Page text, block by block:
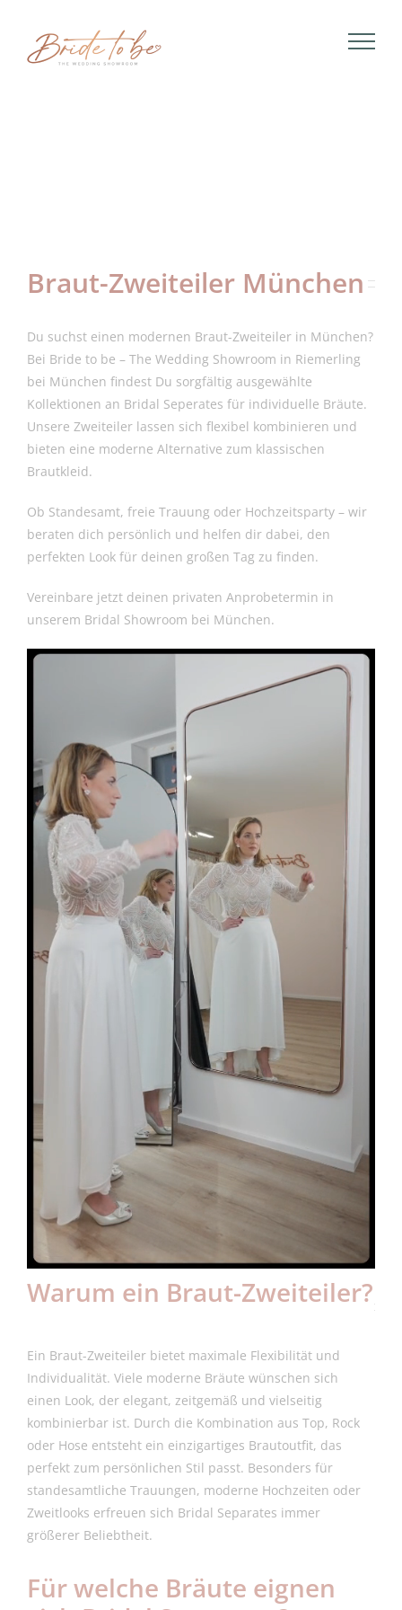
content
Braut-Zweiteiler München
Du suchst einen modernen Braut-Zweiteiler in München?
Bei Bride to be – The Wedding Showroom in Riemerling
bei München findest Du sorgfältig ausgewählte
Kollektionen an Bridal Seperates für individuelle Bräute.
Unsere Zweiteiler lassen sich flexibel kombinieren und
bieten eine moderne Alternative zum klassischen
Brautkleid.
Ob Standesamt, freie Trauung oder Hochzeitsparty – wir
beraten dich persönlich und helfen dir dabei, den
perfekten Look für deinen großen Tag zu finden.
Vereinbare jetzt deinen privaten Anprobetermin in
unserem Bridal Showroom bei München.
Warum ein Braut-Zweiteiler?
Ein Braut-Zweiteiler bietet maximale Flexibilität und
Individualität. Viele moderne Bräute wünschen sich
einen Look, der elegant, zeitgemäß und vielseitig
kombinierbar ist. Durch die Kombination aus Top, Rock
oder Hose entsteht ein einzigartiges Brautoutfit, das
perfekt zum persönlichen Stil passt. Besonders für
standesamtliche Trauungen, moderne Hochzeiten oder
Zweitlooks erfreuen sich Bridal Separates immer
größerer Beliebtheit.
Für welche Bräute eignen